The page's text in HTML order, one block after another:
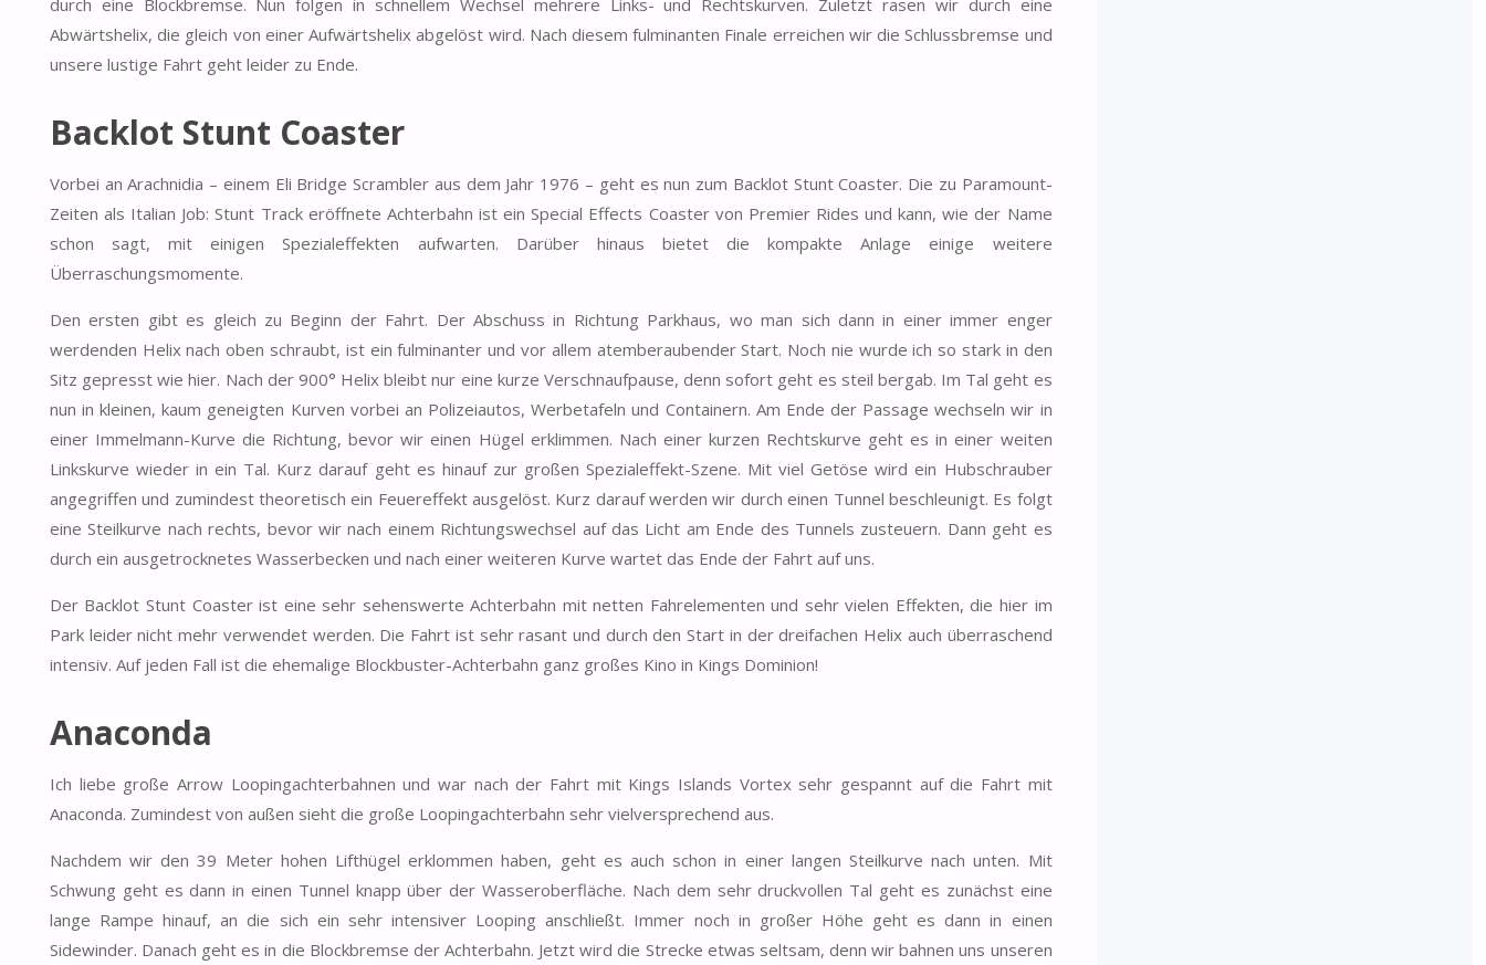
Abwärtshelix, die gleich von einer Aufwärtshelix abgelöst wird. Nach diesem fulminanten Finale erreichen wir die Schlussbremse und
unsere lustige Fahrt geht leider zu Ende.
Backlot Stunt Coaster
Vorbei an Arachnidia – einem Eli Bridge Scrambler aus dem Jahr 1976 – geht es nun zum Backlot Stunt Coaster. Die zu Paramount-
Zeiten als Italian Job: Stunt Track eröffnete Achterbahn ist ein Special Effects Coaster von Premier Rides und kann, wie der Name
schon sagt, mit einigen Spezialeffekten aufwarten. Darüber hinaus bietet die kompakte Anlage einige weitere
Überraschungsmomente.
Den ersten gibt es gleich zu Beginn der Fahrt. Der Abschuss in Richtung Parkhaus, wo man sich dann in einer immer enger
werdenden Helix nach oben schraubt, ist ein fulminanter und vor allem atemberaubender Start. Noch nie wurde ich so stark in den
Sitz gepresst wie hier. Nach der 900° Helix bleibt nur eine kurze Verschnaufpause, denn sofort geht es steil bergab. Im Tal geht es
nun in kleinen, kaum geneigten Kurven vorbei an Polizeiautos, Werbetafeln und Containern. Am Ende der Passage wechseln wir in
einer Immelmann-Kurve die Richtung, bevor wir einen Hügel erklimmen. Nach einer kurzen Rechtskurve geht es in einer weiten
Linkskurve wieder in ein Tal. Kurz darauf geht es hinauf zur großen Spezialeffekt-Szene. Mit viel Getöse wird ein Hubschrauber
angegriffen und zumindest theoretisch ein Feuereffekt ausgelöst. Kurz darauf werden wir durch einen Tunnel beschleunigt. Es folgt
eine Steilkurve nach rechts, bevor wir nach einem Richtungswechsel auf das Licht am Ende des Tunnels zusteuern. Dann geht es
durch ein ausgetrocknetes Wasserbecken und nach einer weiteren Kurve wartet das Ende der Fahrt auf uns.
Der Backlot Stunt Coaster ist eine sehr sehenswerte Achterbahn mit netten Fahrelementen und sehr vielen Effekten, die hier im
Park leider nicht mehr verwendet werden. Die Fahrt ist sehr rasant und durch den Start in der dreifachen Helix auch überraschend
intensiv. Auf jeden Fall ist die ehemalige Blockbuster-Achterbahn ganz großes Kino in Kings Dominion!
Anaconda
Ich liebe große Arrow Loopingachterbahnen und war nach der Fahrt mit Kings Islands Vortex sehr gespannt auf die Fahrt mit
Anaconda. Zumindest von außen sieht die große Loopingachterbahn sehr vielversprechend aus.
Nachdem wir den 39 Meter hohen Lifthügel erklommen haben, geht es auch schon in einer langen Steilkurve nach unten. Mit
Schwung geht es dann in einen Tunnel knapp über der Wasseroberfläche. Nach dem sehr druckvollen Tal geht es zunächst eine
lange Rampe hinauf, an die sich ein sehr intensiver Looping anschließt. Immer noch in großer Höhe geht es dann in einen
Sidewinder. Danach geht es in die Blockbremse der Achterbahn. Jetzt wird die Strecke etwas seltsam, denn wir bahnen uns unseren